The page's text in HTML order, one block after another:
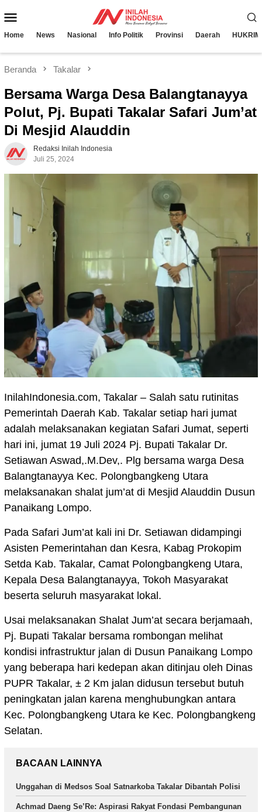
ke
Mobile
Home News Nasional Info Politik Provinsi Daerah HUKRIM
Beranda Takalar
Bersama Warga Desa Balangtanayya
Polut, Pj. Bupati Takalar Safari Jum’at
Di Mesjid Alauddin
Redaksi Inilah Indonesia
Juli 25, 2024
InilahIndonesia.com, Takalar – Salah satu rutinitas
Pemerintah Daerah Kab. Takalar setiap hari jumat
adalah melaksanakan kegiatan Safari Jumat, seperti
hari ini, jumat 19 Juli 2024 Pj. Bupati Takalar Dr.
Setiawan Aswad,.M.Dev,. Plg bersama warga Desa
Balangtanayya Kec. Polongbangkeng Utara
melaksanakan shalat jum’at di Mesjid Alauddin Dusun
Panaikang Lompo.
Pada Safari Jum’at kali ini Dr. Setiawan didampingi
Asisten Pemerintahan dan Kesra, Kabag Prokopim
Setda Kab. Takalar, Camat Polongbangkeng Utara,
Kepala Desa Balangtanayya, Tokoh Masyarakat
beserta seluruh masyarakat lokal.
Usai melaksanakan Shalat Jum’at secara berjamaah,
Pj. Bupati Takalar bersama rombongan melihat
kondisi infrastruktur jalan di Dusun Panaikang Lompo
yang beberapa hari kedepan akan ditinjau oleh Dinas
PUPR Takalar, ± 2 Km jalan didusun tersebut butuh
peningkatan jalan karena menghubungkan antara
Kec. Polongbangkeng Utara ke Kec. Polongbangkeng
Selatan.
BACAAN LAINNYA
Unggahan di Medsos Soal Satnarkoba Takalar Dibantah Polisi
Achmad Daeng Se’Re: Aspirasi Rakyat Fondasi Pembangunan